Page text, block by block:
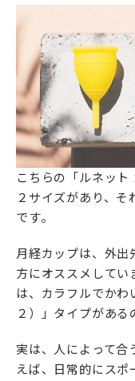
こちらの「ルネッ
２サイズがあり、
です。
月経カップは、外出
方にオススメしてい
は、カラフルでかわ
２）」タイプがある
実は、人によって合
えば、日常的にス